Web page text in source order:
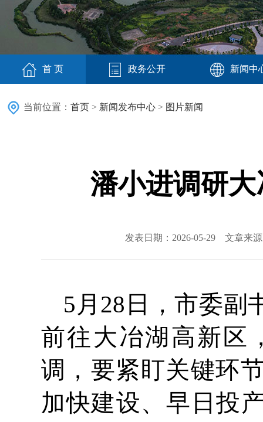
首 页 政务公开 新闻中
当前位置： 首页 > 新闻发布中心 > 图片新闻
潘小进调研
发表日期：2026-05-29 文章来
5月28日，市委副
前往大冶湖高新区
调，要紧盯关键环
加快建设、早日投